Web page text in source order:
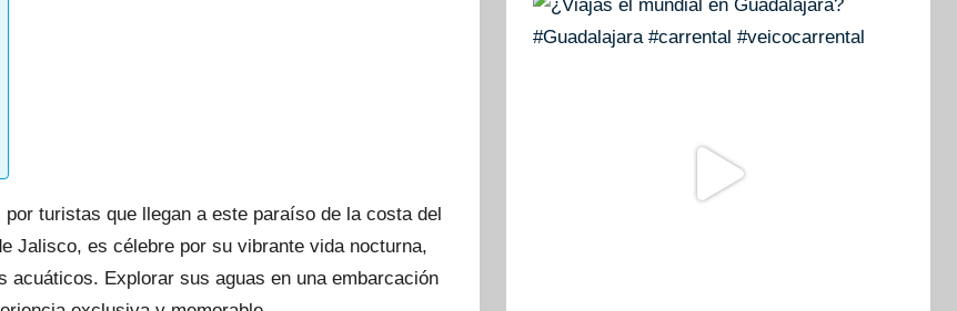
turistas que llegan a este paraíso de la costa del
Jalisco, es célebre por su vibrante vida nocturna,
Explorar sus aguas en una embarcación